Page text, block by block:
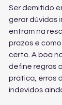
Ser demitido
gerar dúvidas
entram na
prazos e
certo. A boa
define regras
prática, erros
indevidos